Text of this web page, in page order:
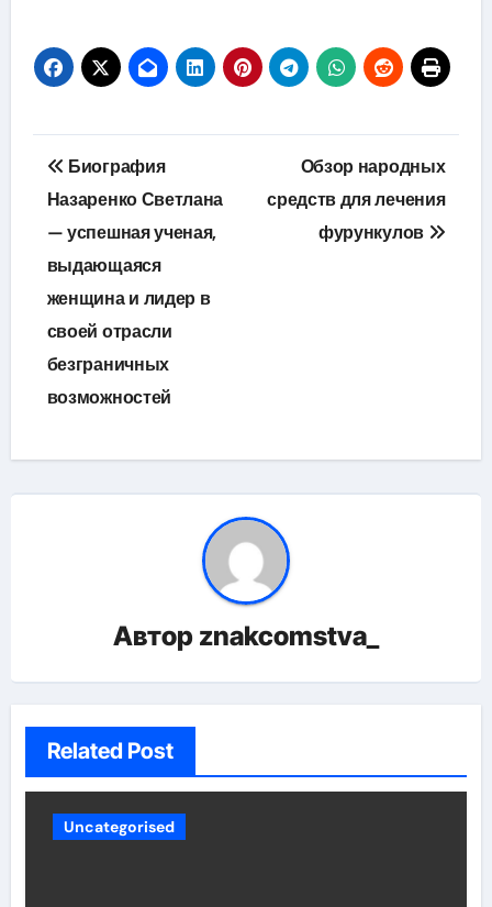
Навигация
по
записям
Биография
Назаренко Светлана
— успешная ученая,
выдающаяся
женщина и лидер в
своей отрасли
безграничных
возможностей
Обзор народных
средств для лечения
фурункулов
Автор znakcomstva_
Related Post
Uncategorised